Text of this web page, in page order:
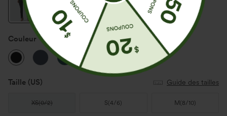
Couleur Noir
Taille (US) Guide des tailles
XS(0/2) S(4/6) M (8/10)